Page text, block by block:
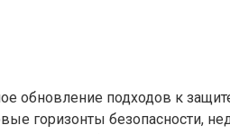
обновление подходов к
горизонты безопасности,